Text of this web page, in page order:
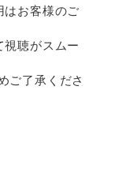
はお客様のご
視聴がスムー
ご了承くださ